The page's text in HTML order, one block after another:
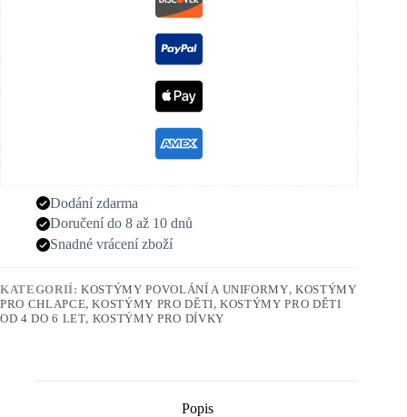
Dodání zdarma
Doručení do 8 až 10 dnů
Snadné vrácení zboží
KATEGORIÍ:KOSTÝMY POVOLÁNÍ A UNIFORMY,KOSTÝMY
PRO CHLAPCE,KOSTÝMY PRO DĚTI,KOSTÝMY PRO DĚTI
OD 4 DO 6 LET, KOSTÝMY PRO DÍVKY
Popis